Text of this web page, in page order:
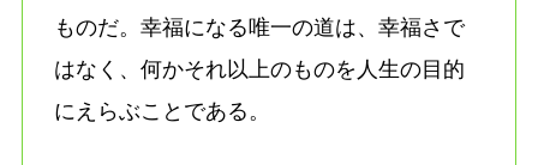
ものだ。幸福になる唯一の道は、幸福さで
はなく、何かそれ以上のものを人生の目的
にえらぶことである。